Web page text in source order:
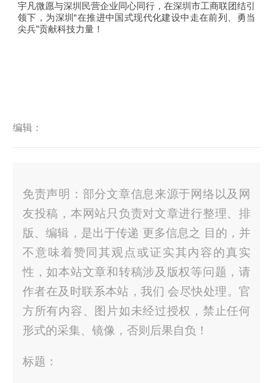
宇凡微愿与深圳民营企业同心同行，在深圳市工商联团结引
领下，为深圳“在推进中国式现代化建设中走在前列、勇当
尖兵”贡献科技力量！
编辑：
免责声明：部分文章信息来源于网络以及网
友投稿，本网站只负责对文章进行整理、排
版、编辑，是出于传递 更多信息之 目的，并
不意味着赞同其观点或证实其内容的真实
性，如本站文章和转稿涉及版权等问题，请
作者在及时联系本站，我们 会尽快处理。官
方所有内容、图片如未经过授权，禁止任何
形式的采集、镜像，否则后果自负！
标题：